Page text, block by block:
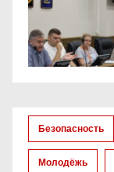
я
п
з
а
Безопасность
Молодёжь